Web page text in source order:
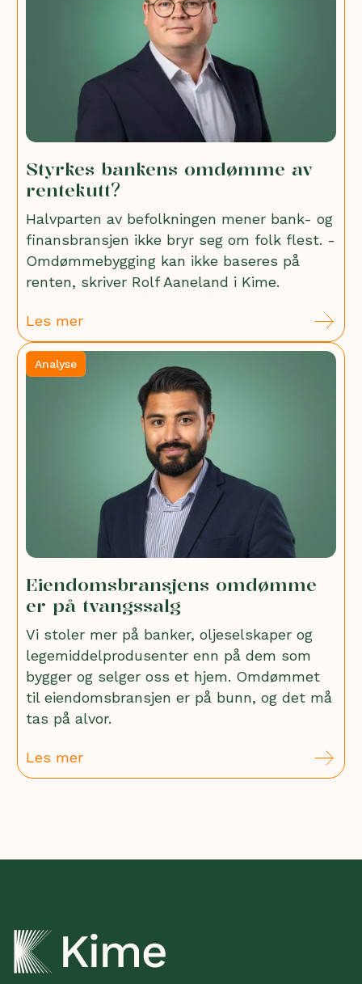
Styrkes bankens omdømme av
rentekutt?
Halvparten av befolkningen mener bank- og
finansbransjen ikke bryr seg om folk flest. -
Omdømmebygging kan ikke baseres på
renten, skriver Rolf Aaneland i Kime.
Les mer
Analyse
Eiendomsbransjens omdømme
er på tvangssalg
Vi stoler mer på banker, oljeselskaper og
legemiddelprodusenter enn på dem som
bygger og selger oss et hjem. Omdømmet
til eiendomsbransjen er på bunn, og det må
tas på alvor.
Les mer